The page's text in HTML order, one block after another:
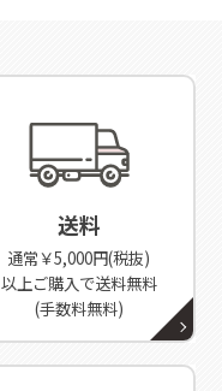
送料
通常￥5,000円(税抜)
以上ご購入で送料無料
(手数料無料)